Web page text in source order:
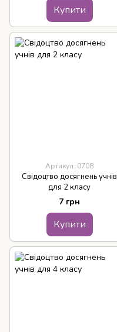
Купити
Артикул: 0708
Свідоцтво досягнень учнів
для 2 класу
7 грн
Купити